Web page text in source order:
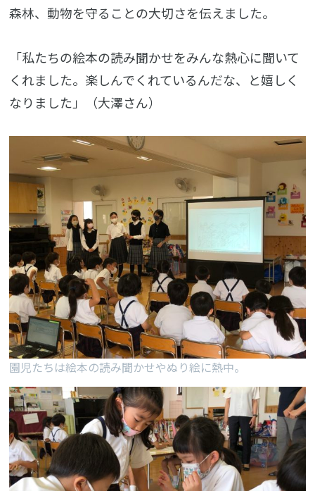
森林、動物を守ることの大切さを伝えました。
「私たちの絵本の読み聞かせをみんな熱心に聞いて
くれました。楽しんでくれているんだな、と嬉しく
なりました」（大澤さん）
園児たちは絵本の読み聞かせやぬり絵に熱中。